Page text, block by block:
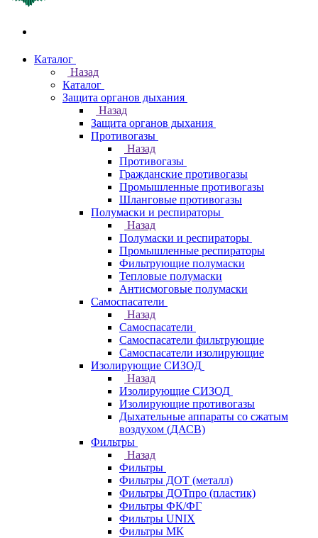
Каталог
Назад
Каталог
Защита органов дыхания
Назад
Защита органов дыхания
Противогазы
Назад
Противогазы
Гражданские противогазы
Промышленные противогазы
Шланговые противогазы
Полумаски и респираторы
Назад
Полумаски и респираторы
Промышленные респираторы
Фильтрующие полумаски
Тепловые полумаски
Антисмоговые полумаски
Самоспасатели
Назад
Самоспасатели
Самоспасатели фильтрующие
Самоспасатели изолирующие
Изолирующие СИЗОД
Назад
Изолирующие СИЗОД
Изолирующие противогазы
Дыхательные аппараты со сжатым
воздухом (ДАСВ)
Фильтры
Назад
Фильтры
Фильтры ДОТ (металл)
Фильтры ДОТпро (пластик)
Фильтры ФК/ФГ
Фильтры UNIX
Фильтры МК